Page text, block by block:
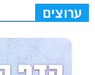
ערוצים